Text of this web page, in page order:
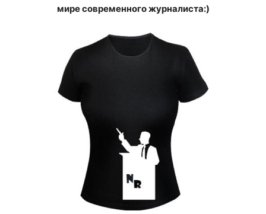
мире современного журналиста:)